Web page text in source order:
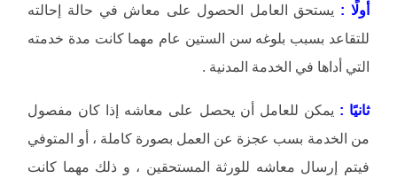
أولًا : يستحق العامل الحصول على معاش في حالة إحالته
للتقاعد بسبب بلوغه سن الستين عام مهما كانت مدة خدمته
التي أداها في الخدمة المدنية .
ثانيًا : يمكن للعامل أن يحصل على معاشه إذا كان مفصول
من الخدمة بسب عجزة عن العمل بصورة كاملة ، أو المتوفي
فيتم إرسال معاشه للورثة المستحقين ، و ذلك مهما كانت